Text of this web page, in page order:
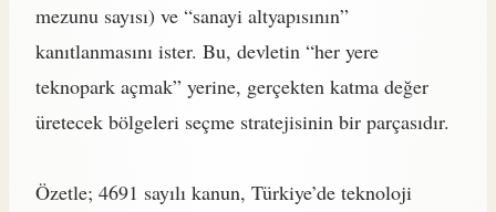
mezunu sayısı) ve “sanayi altyapısının”
kanıtlanmasını ister. Bu, devletin “her yere
teknopark açmak” yerine, gerçekten katma değer
üretecek bölgeleri seçme stratejisinin bir parçasıdır.
Özetle; 4691 sayılı kanun, Türkiye’de teknoloji